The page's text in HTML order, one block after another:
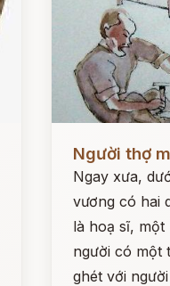
Người thợ
Ngay xưa,
vương có hai
là hoạ sĩ,
người có một
ghét với